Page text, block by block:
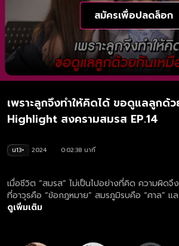
สมัครเพื่อปลดล็อก
เพราะลูกจึงทำให้คิดได้ ขอดูแลลูกด้
Highlight สงครามสมรส EP.14
น13+ 2024
0:02:38 นาที
เมื่อชีวิต “สมรส” ไม่เป็นไปอย่างที่คิด ความผิดจึ
ที่อาวุธคือ “ข้อกฎหมาย” สมรภูมิรบคือ “ศาล” แ
ดูย้อนหลังละคร "สงครามสมรส" ฟรี ครบทุกตอน
ดูเพิ่มเติม